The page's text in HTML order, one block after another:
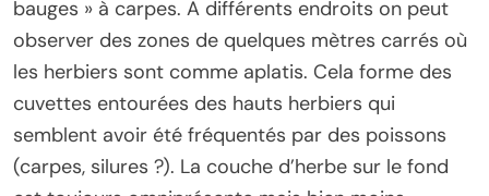
bauges » à carpes. A différents endroits on peut
observer des zones de quelques mètres carrés où
les herbiers sont comme aplatis. Cela forme des
cuvettes entourées des hauts herbiers qui
semblent avoir été fréquentés par des poissons
(carpes, silures ?). La couche d’herbe sur le fond